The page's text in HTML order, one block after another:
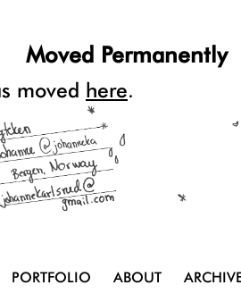
Moved Permanently
moved here.
PORTFOLIO ABOUT